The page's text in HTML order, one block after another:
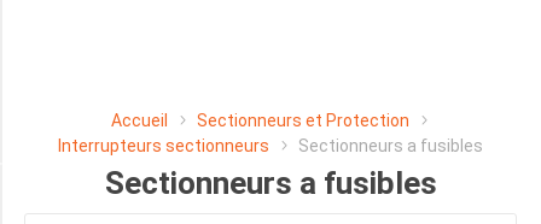
Accueil
Sectionneurs et Protection
Interrupteurs sectionneurs
Sectionneurs a fusibles
Sectionneurs a fusibles
(13)
HP MAX DU MOTEUR À 120VAC